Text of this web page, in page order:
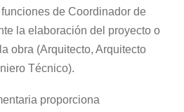
de Coordinador de
la elaboración del proyecto o
obra (Arquitecto, Arquitecto
Técnico).
proporciona